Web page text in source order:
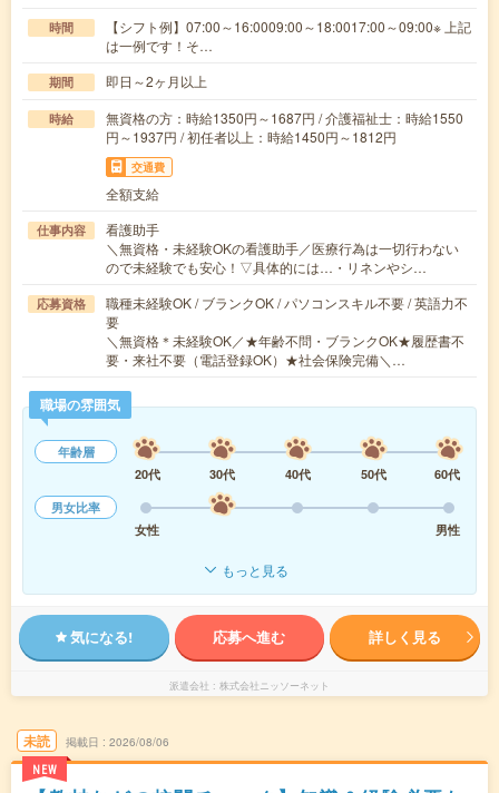
時間
【シフト例】07:00～16:0009:00～18:0017:00～09:00※ 上記
は一例です！そ…
期間 即日～2ヶ月以上
時給
無資格の方：時給1350円～1687円 / 介護福祉士：時給1550
円～1937円 / 初任者以上：時給1450円～1812円
交通費
全額支給
仕事内容
看護助手
＼無資格・未経験OKの看護助手／医療行為は一切行わない
ので未経験でも安心！▽具体的には…・リネンやシ…
応募資格
職種未経験OK / ブランクOK / パソコンスキル不要 / 英語力不
要
＼無資格＊未経験OK／★年齢不問・ブランクOK★履歴書不
要・来社不要（電話登録OK）★社会保険完備＼…
職場の雰囲気
年齢層
20代
30代 40代 50代
60代
男女比率
女性
男性
もっと見る
気になる! 応募へ進む 詳しく見る
派遣会社 株式会社ニッソーネット
未読
NEW
掲載日 2026/08/06